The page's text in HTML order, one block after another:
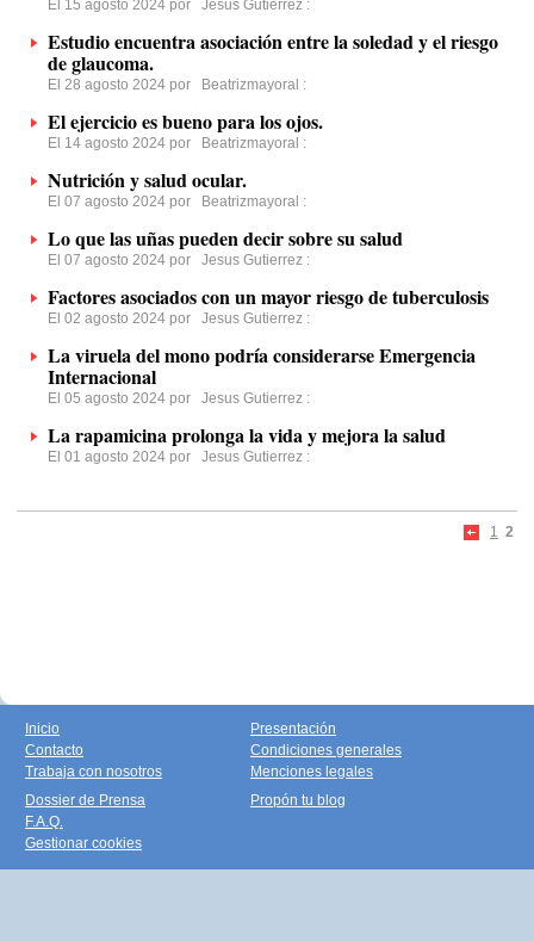
El 15 agosto 2024 por Jesus Gutierrez :
Estudio encuentra asociación entre la soledad y el riesgo
de glaucoma.
El 28 agosto 2024 por Beatrizmayoral :
El ejercicio es bueno para los ojos.
El 14 agosto 2024 por Beatrizmayoral :
Nutrición y salud ocular.
El 07 agosto 2024 por Beatrizmayoral :
Lo que las uñas pueden decir sobre su salud
El 07 agosto 2024 por Jesus Gutierrez :
Factores asociados con un mayor riesgo de tuberculosis
El 02 agosto 2024 por Jesus Gutierrez :
La viruela del mono podría considerarse Emergencia
Internacional
El 05 agosto 2024 por Jesus Gutierrez :
La rapamicina prolonga la vida y mejora la salud
El 01 agosto 2024 por Jesus Gutierrez :
1 2
Inicio
Contacto
Trabaja con nosotros
Presentación
Condiciones generales
Menciones legales
Dossier de Prensa
F.A.Q.
Gestionar cookies
Propón tu blog